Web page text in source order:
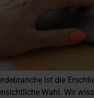
ist die
Wahl. Wir